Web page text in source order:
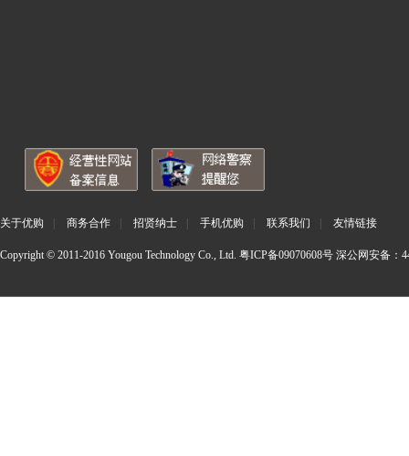
关于优购 商务合作 招贤纳士 手机优购 联系我们 友情链接
Copyright © 2011-2016 Yougou Technology Co., Ltd. 粤ICP备09070608号 深公网安备：